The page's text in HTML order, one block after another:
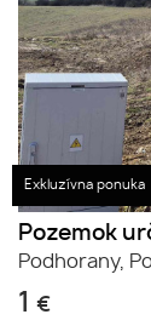
Exkluzívna ponuka
Pozemok
Podhorany,
1 €